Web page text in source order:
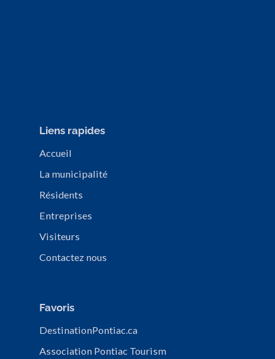
Liens rapides
Accueil
La municipalité
Résidents
Entreprises
Visiteurs
Contactez nous
Favoris
DestinationPontiac.ca
Association Pontiac Tourism